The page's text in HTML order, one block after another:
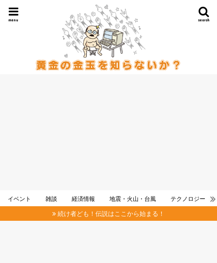
search
menu
イベント 雑談 経済情報 地震・火山・台風 テクノロジー
続け者ども！伝説はここから始まる！